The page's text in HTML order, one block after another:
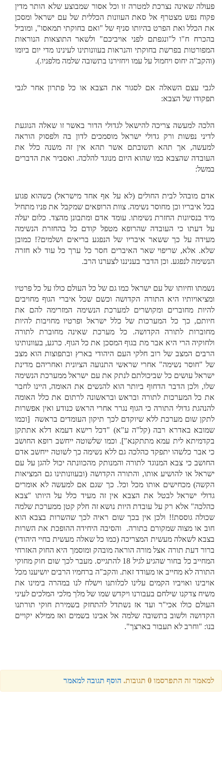
פעולה שאינה נצרכת למטרה זו וכל אסור שמבוצע שלא הותר מדין
פקוח נפש מצטרף אל סאת העוונות הכללית של עם ישראל ומסכן
את הכלל ואת הפרט בהיותו סניף של "ואם בחוקתי תמאסו", ומוביל
בהכרח ח"ו ל"ונגפתם לפני אויביכם" ולשאר התוצאות הנוראות
המפורטות בפרשת בחוקתי והנראות בעוונותינו לעינינו מדי יום ביומו
(והקב"ה יחוס ויחמול על עמו ויחזירנו בתשובה שלמה מלפניו.).
לגבי עצם השאלה אם לסגור את הצבא או כל פתרון אחר לגבי
תפקודו של הצבא:
הלכה למעשה צריכה להישאל לגדולי הדור באשר זו שאלה הנוגעת
לדיני נפשות ורק גדולי ישראל מוסמכים לדון בה ולפסוק הוראה
למעשה, אך תהא תשובתם אשר תהא אין זה משנה כלל את
העובדה שהצבא כמו שהוא היום מנוגד להלכה. ואסביר את הדברים
במשל:
אדם מובהל לבית החולים (לא על אף אחד מישראל) כשהוא פגוע
בכל איבריו וכן מחוסר נשימה. צוות הרופאים שמקבל את פניו מתחיל
מיד בנסיונות החזרת נשימתו. עומד אדם ומתבונן מהצד. כלום יעלה
על דעתו כי העובדה שהרופא מטפל קודם כל בהחזרת הנשימה
מעידה על כך ששאר איבריו של הנפגע בריאים ושלמים?! כמובן
שלא. אלא, שריפוי שאר האיברים חסר כל ערך כל עוד לא חזרה
הנשימה לנפגע. וכן הדבר בעניננו לצערנו הרב.
נשמתו וחיותו של עם ישראל כמו גם של כל העולם כולו על כל פרטיו
ומציאויותיו היא התורה הקדושה וכשם שכל איברי הגוף מחויבים
להיות מחוברים ומקושרים למערכת הנשימה המזרימה להם את
חיותם, כך כל המערכות של כלל ישראל ופרטיו מחויבות להיות
מחוברות לתורה הקדושה. כל מערכת שאינה מחוברת לתורה
ולחוקיה הרי היא אבר מת בגוף המסכן את כל הגוף. כרגע, בעוונותינו
הרבים המצב של רוב חלקי העם היהודי בארץ ובתפוצות הוא מצב
של "חוסר נשימה" אחרי שראשי התנועה הציונית ואחריהם מדינת
ישראל עושים כל שביכולתם לנתק את עם ישראל ממערכת הנשימה
שלו, ולכן הדבר הדחוף ביותר הוא להנשים את האומה, היינו לחבר
את כל המערכות לתורה ובראש ובראשונה לרתום את כלל האומה
להנהגת גדולי התורה כי הגוף נגרר אחרי הראש כנודע ואין אפשרות
לתקן שום מערכת ללא שיוקדם לכך תיקון העומדים בראשה [וכמו
שמובא באדרא רבה (קל"ה ע"א) "דכל רישא דעמא דלא אתתקן
בקדמיתא לית עמא מתתקנא"]. וכמו שלשוטה ייחשב רופא החושב
כי אבר כלשהו יתפקד כהלכה גם ללא נשימה כך לשוטה ייחשב אדם
החושב כי צבא המנוגד לתורה והמנותק מהכוונתה יכול להגן על עם
ישראל או להושיע אותו, והתורה הקדושה (ובעוונותינו גם המציאות
הקשה) מכחישים אותו מכל וכל. כך שגם אם למעשה לא אומרים
גדולי ישראל לבטל את הצבא אין זה מעיד כלל על היותו "צבא
כהלכה" אלא רק על עובדת היות נושא זה חלק קטן ממערכת שלמה
שכולה גוססת!! ולכן אין בכך שום ראיה לכך שהשרות בצבא הוא
חוב או מצוה שמקורם בתורה. והסיבה היחידה ההופכת את השרות
בצבא לשאלה מעשית המצריכה (כמו כל שאלה מעשית בחיי היהודי)
ברור דעת תורה אצל מורה הוראה מובהק ומוסמך היא החוק האזרחי
המחייב כל בחור שהגיע לגיל 18 להתגייס. מעבר לכך שום חוק מחוקי
התורה לא מחייב או מעודד זאת. והקב"ה ברחמיו הרבים יושיענו מכל
אויבינו ואויביו הקמים עלינו לכלותנו וישלח לנו במהרה בימינו את
משיח צדקנו שילחם בעבורנו ויקדש שמו של מלך מלכי המלכים לעיני
העולם כולו אכי"ר ועד אז נשתדל להתחזק בשמירת חוקי תורתנו
הקדושה ולשוב בתשובה שלמה אל אבינו בשמים ואז ממילא יקויים
בנו: "וחרב לא תעבור בארצך".
למאמר זה התפרסמו 0 תגובות. הוסף תגובה למאמר